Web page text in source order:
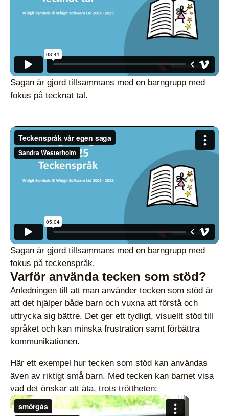
Sagan är gjord tillsammans med en barngrupp med
fokus på tecknat tal.
Sagan är gjord tillsammans med en barngrupp med
fokus på teckenspråk.
Varför använda tecken som stöd?
Anledningen till att man använder tecken som stöd är
att det hjälper både barn och vuxna att förstå och
uttrycka sig bättre. Det ger ett tydligt, visuellt stöd till
språket och kan minska frustration samt förbättra
kommunikationen.
Här ett exempel hur tecken som stöd kan användas
även av riktigt små barn. Med tecken kan barnet visa
vad det önskar att äta, trots tröttheten: